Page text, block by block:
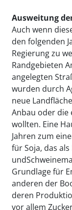
Ausweitung
Auch wenn
den folgenden
Regierung zu
Randgebieten
angelegten
wurden durch
neue
Anbau oder die
wollten. Eine
Jahren zum
für Soja, das
Grundlage für
anderen der
deren
vor allem